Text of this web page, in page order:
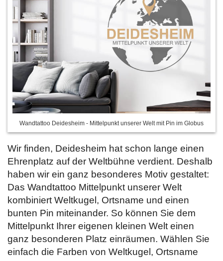
Wandtattoo Deidesheim - Mittelpunkt unserer Welt mit Pin im Globus
Wir finden, Deidesheim hat schon lange einen
Ehrenplatz auf der Weltbühne verdient. Deshalb
haben wir ein ganz besonderes Motiv gestaltet:
Das Wandtattoo Mittelpunkt unserer Welt
kombiniert Weltkugel, Ortsname und einen
bunten Pin miteinander. So können Sie dem
Mittelpunkt Ihrer eigenen kleinen Welt einen
ganz besonderen Platz einräumen. Wählen Sie
einfach die Farben von Weltkugel, Ortsname